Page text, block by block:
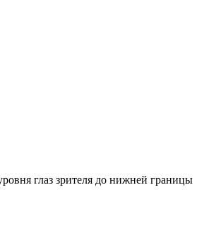
глаз зрителя до нижней границы